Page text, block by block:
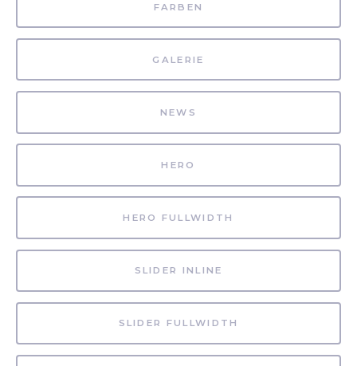
FARBEN
GALERIE
NEWS
HERO
HERO FULLWIDTH
SLIDER INLINE
SLIDER FULLWIDTH